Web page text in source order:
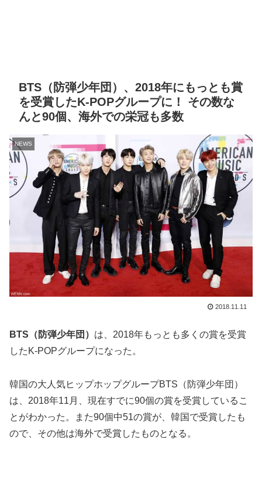
BTS（防弾少年団）、2018年にもっとも賞
を受賞したK-POPグループに！ その数な
んと90個、海外での栄冠も多数
NEWS
2018.11.11
BTS（防弾少年団） は、2018年もっとも多くの賞を受賞
したK-POPグループになった。
韓国の大人気ヒップホップグループBTS（防弾少年団）
は、2018年11月、現在すでに90個の賞を受賞しているこ
とがわかった。また90個中51の賞が、韓国で受賞したも
ので、その他は海外で受賞したものとなる。